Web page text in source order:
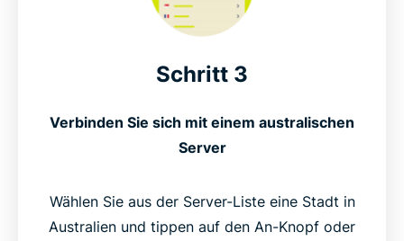
Schritt 3
Verbinden Sie sich mit einem australischen
Server
Wählen Sie aus der Server-Liste eine Stadt in
Australien und tippen auf den An-Knopf oder